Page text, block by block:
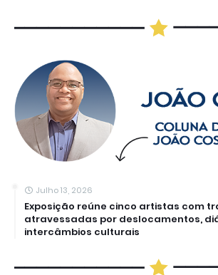
Julho 13, 2026
Exposição reúne cinco artistas com
atravessadas por deslocamentos,
intercâmbios culturais